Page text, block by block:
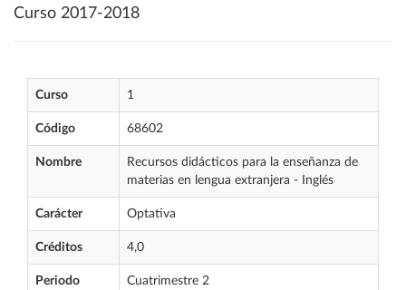
Curso 2017-2018
Curso 1
Código 68602
Nombre
Recursos didácticos para la enseñanza de
materias en lengua extranjera - Inglés
Carácter Optativa
Créditos 4,0
Periodo Cuatrimestre 2